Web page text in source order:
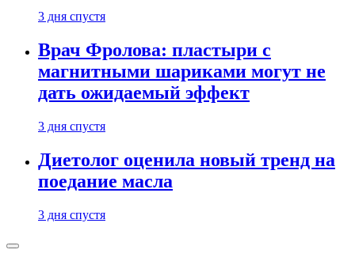
3 дня спустя
Врач Фролова: пластыри с
магнитными шариками могут не
дать ожидаемый эффект
3 дня спустя
Диетолог оценила новый тренд на
поедание масла
3 дня спустя